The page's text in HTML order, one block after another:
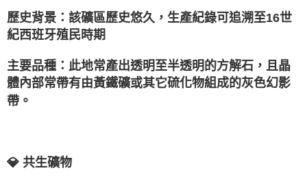
歷史背景：該礦區歷史悠久，生產紀錄可追溯至16世
紀西班牙殖民時期
主要品種：此地常產出透明至半透明的方解石，且晶
體內部常帶有由黃鐵礦或其它硫化物組成的灰色幻影
帶。
💎 共生礦物